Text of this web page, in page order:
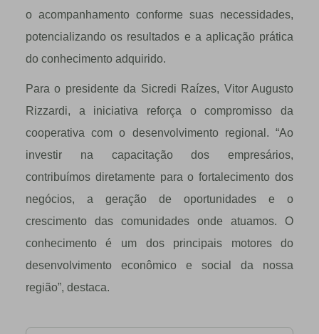
o acompanhamento conforme suas necessidades,
potencializando os resultados e a aplicação prática
do conhecimento adquirido.
Para o presidente da Sicredi Raízes, Vitor Augusto
Rizzardi, a iniciativa reforça o compromisso da
cooperativa com o desenvolvimento regional. “Ao
investir na capacitação dos empresários,
contribuímos diretamente para o fortalecimento dos
negócios, a geração de oportunidades e o
crescimento das comunidades onde atuamos. O
conhecimento é um dos principais motores do
desenvolvimento econômico e social da nossa
região”, destaca.